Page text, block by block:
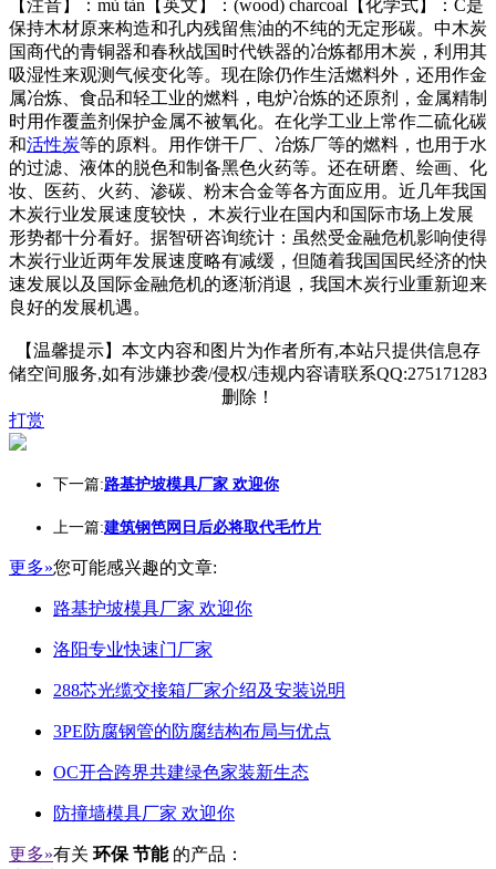
【注音】：mù tàn【英文】：(wood) charcoal【化学式】：C是
保持木材原来构造和孔内残留焦油的不纯的无定形碳。中木炭
国商代的青铜器和春秋战国时代铁器的冶炼都用木炭，利用其
吸湿性来观测气候变化等。现在除仍作生活燃料外，还用作金
属冶炼、食品和轻工业的燃料，电炉冶炼的还原剂，金属精制
时用作覆盖剂保护金属不被氧化。在化学工业上常作二硫化碳
和活性炭等的原料。用作饼干厂、冶炼厂等的燃料，也用于水
的过滤、液体的脱色和制备黑色火药等。还在研磨、绘画、化
妆、医药、火药、渗碳、粉末合金等各方面应用。近几年我国
木炭行业发展速度较快， 木炭行业在国内和国际市场上发展
形势都十分看好。据智研咨询统计：虽然受金融危机影响使得
木炭行业近两年发展速度略有减缓，但随着我国国民经济的快
速发展以及国际金融危机的逐渐消退，我国木炭行业重新迎来
良好的发展机遇。
【温馨提示】本文内容和图片为作者所有,本站只提供信息存
储空间服务,如有涉嫌抄袭/侵权/违规内容请联系QQ:275171283
删除！
打赏
下一篇:路基护坡模具厂家 欢迎你
上一篇:建筑钢笆网日后必将取代毛竹片
更多»您可能感兴趣的文章:
路基护坡模具厂家 欢迎你
洛阳专业快速门厂家
288芯光缆交接箱厂家介绍及安装说明
3PE防腐钢管的防腐结构布局与优点
OC开合跨界共建绿色家装新生态
防撞墙模具厂家 欢迎你
更多»有关 环保 节能 的产品：